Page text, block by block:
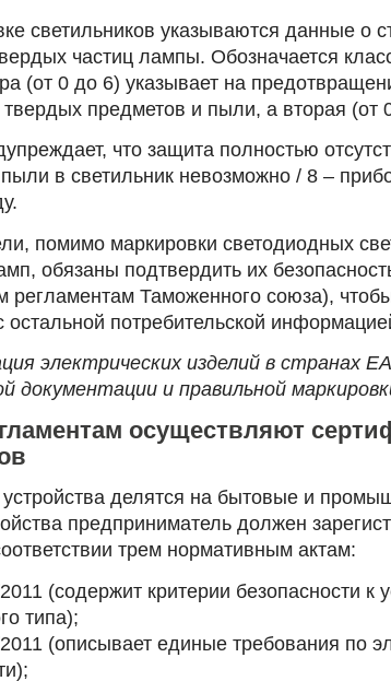
светильников указываются данные о
частиц лампы. Обозначается
(от 0 до 6) указывает на
твердых предметов и пыли, а вторая (от
что защита полностью
в светильник невозможно / 8 ‒
помимо маркировки светодиодных
обязаны подтвердить их
регламентам Таможенного союза),
потребительской
электрических изделий в странах
документации и правильной
осуществляют
делятся на бытовые и
предприниматель должен
трем нормативным актам:
(содержит критерии безопасности к
типа);
(описывает единые требования по